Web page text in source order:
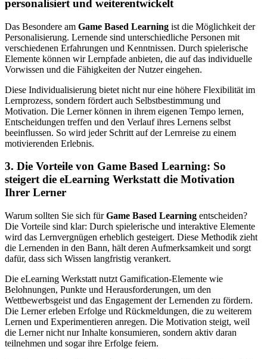
personalisiert und weiterentwickelt
Das Besondere am Game Based Learning ist die Möglichkeit der
Personalisierung. Lernende sind unterschiedliche Personen mit
verschiedenen Erfahrungen und Kenntnissen. Durch spielerische
Elemente können wir Lernpfade anbieten, die auf das individuelle
Vorwissen und die Fähigkeiten der Nutzer eingehen.
Diese Individualisierung bietet nicht nur eine höhere Flexibilität im
Lernprozess, sondern fördert auch Selbstbestimmung und
Motivation. Die Lerner können in ihrem eigenen Tempo lernen,
Entscheidungen treffen und den Verlauf ihres Lernens selbst
beeinflussen. So wird jeder Schritt auf der Lernreise zu einem
motivierenden Erlebnis.
3. Die Vorteile von Game Based Learning: So
steigert die eLearning Werkstatt die Motivation
Ihrer Lerner
Warum sollten Sie sich fürGame Based Learning entscheiden?
Die Vorteile sind klar: Durch spielerische und interaktive Elemente
wird das Lernvergnügen erheblich gesteigert. Diese Methodik zieht
die Lernenden in den Bann, hält deren Aufmerksamkeit und sorgt
dafür, dass sich Wissen langfristig verankert.
Die eLearning Werkstatt nutzt Gamification-Elemente wie
Belohnungen, Punkte und Herausforderungen, um den
Wettbewerbsgeist und das Engagement der Lernenden zu fördern.
Die Lerner erleben Erfolge und Rückmeldungen, die zu weiterem
Lernen und Experimentieren anregen. Die Motivation steigt, weil
die Lerner nicht nur Inhalte konsumieren, sondern aktiv daran
teilnehmen und sogar ihre Erfolge feiern.